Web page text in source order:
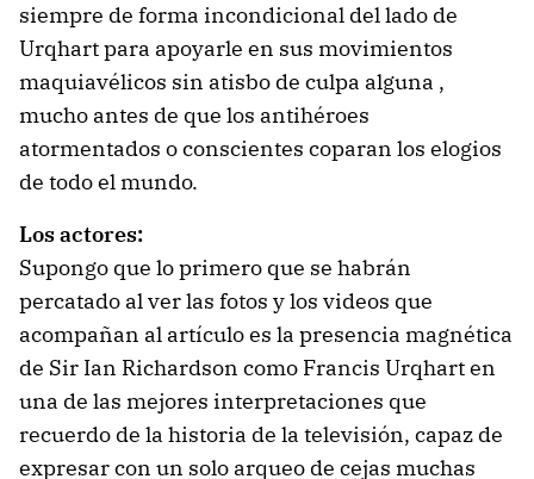
siempre de forma incondicional del lado de
Urqhart para apoyarle en sus movimientos
maquiavélicos sin atisbo de culpa alguna ,
mucho antes de que los antihéroes
atormentados o conscientes coparan los elogios
de todo el mundo.
Los actores:
Supongo que lo primero que se habrán
percatado al ver las fotos y los videos que
acompañan al artículo es la presencia magnética
de Sir Ian Richardson como Francis Urqhart en
una de las mejores interpretaciones que
recuerdo de la historia de la televisión, capaz de
expresar con un solo arqueo de cejas muchas